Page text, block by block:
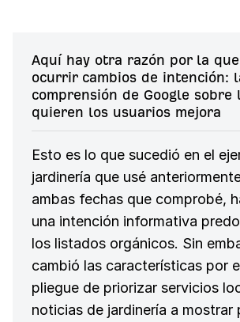
Aquí hay otra razón por la
ocurrir cambios de intención:
comprensión de Google sobre
quieren los usuarios mejora
Esto es lo que sucedió en el
jardinería que usé
ambas fechas que comprobé,
una intención informativa
los listados orgánicos. Sin
cambió las características por
pliegue de priorizar servicios
noticias de jardinería a mostrar